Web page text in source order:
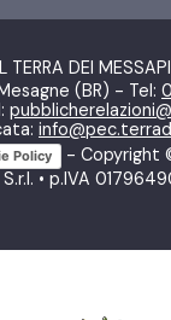
TERRA DEI MESSAPI
(BR) - Tel:
Policy
- Copyright
• p.IVA